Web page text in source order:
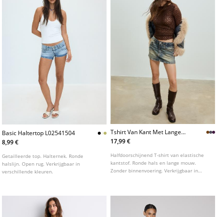
Basic Haltertop L02541504
8,99 €
Getailleerde top. Halternek. Ronde
halslijn. Open rug. Verkrijgbaar in
verschillende kleuren.
Tshirt Van Kant Met Lange
Mouwen
17,99 €
Halfdoorschijnend T-shirt van elastische
kantstof. Ronde hals en lange mouw.
Zonder binnenvoering. Verkrijgbaar in